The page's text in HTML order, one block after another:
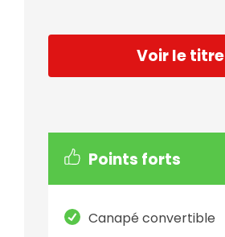
Voir le titre
Points forts
Canapé convertible